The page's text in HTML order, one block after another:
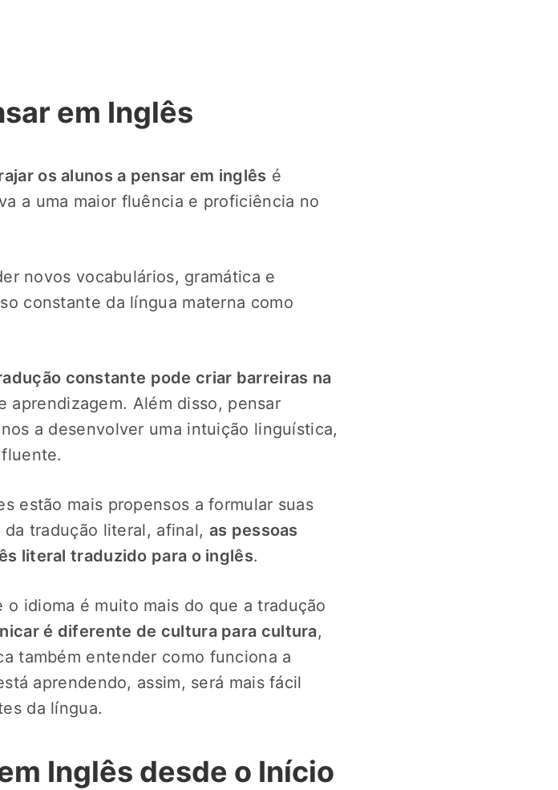
em Inglês
os alunos a pensar em inglês é
a uma maior fluência e proficiência no
novos vocabulários, gramática e
constante da língua materna como
constante pode criar barreiras na
aprendizagem. Além disso, pensar
a desenvolver uma intuição linguística,
estão mais propensos a formular suas
tradução literal, afinal, as pessoas
literal traduzido para o inglês.
idioma é muito mais do que a tradução
é diferente de cultura para cultura,
também entender como funciona a
aprendendo, assim, será mais fácil
da língua.
Inglês desde o Início